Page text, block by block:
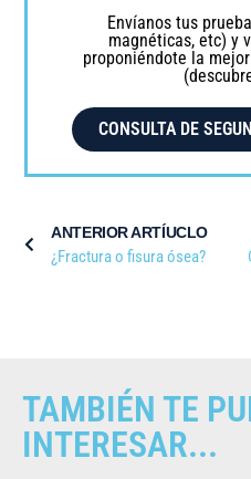
Envíanos tus
magnéticas, etc) y
proponiéndote la
CONSULTA DE
ANTERIOR ARTÍUCLO
¿Fractura o fisura ósea?
TAMBIÉN TE
INTERESAR...